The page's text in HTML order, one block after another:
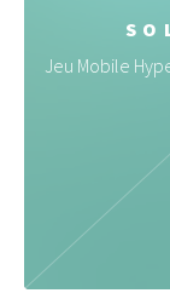
Jeu Mobile